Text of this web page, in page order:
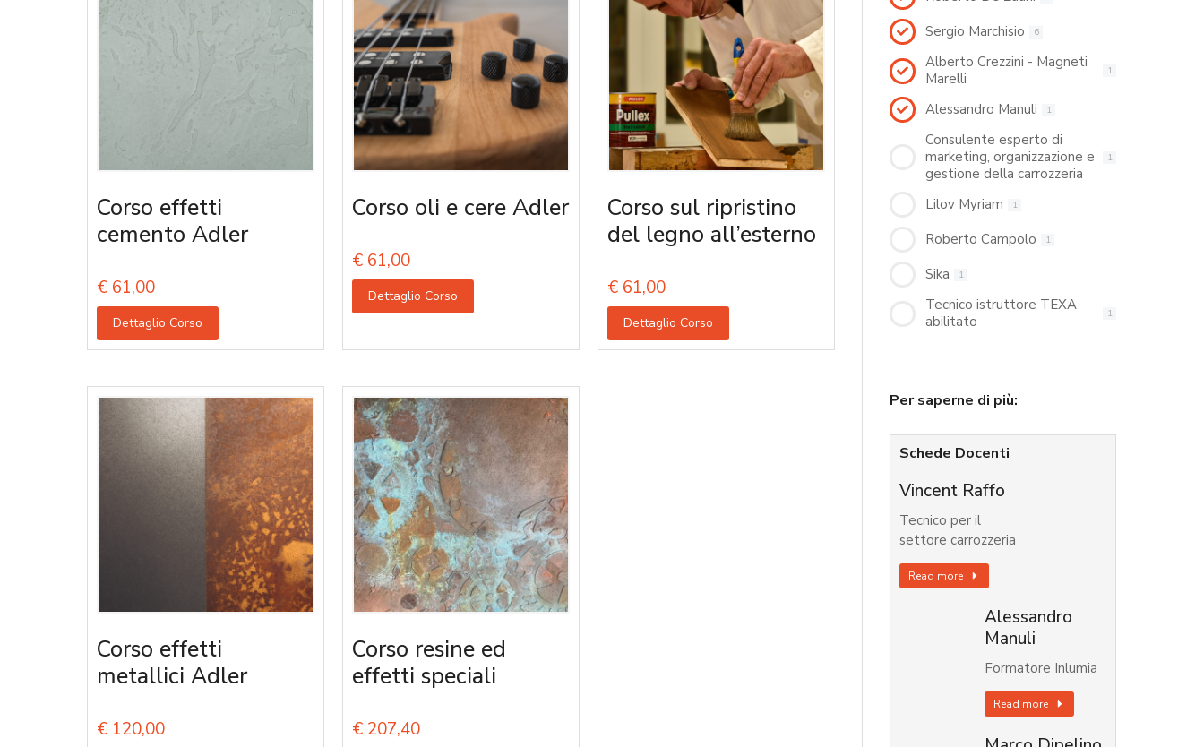
Corso effetti
cemento Adler
€ 61,00
Dettaglio Corso
Corso oli e cere Adler
€ 61,00
Dettaglio Corso
Corso sul ripristino
del legno all’esterno
€ 61,00
Dettaglio Corso
Corso effetti
metallici Adler
€ 120,00
Corso resine ed
effetti speciali
€ 207,40
Sergio Marchisio 6
Alberto Crezzini - Magneti
Marelli
1
Alessandro Manuli 1
Consulente esperto di
marketing, organizzazione e
gestione della carrozzeria
1
Lilov Myriam 1
Roberto Campolo 1
Sika 1
Tecnico istruttore TEXA
abilitato
1
Per saperne di più:
Schede Docenti
Vincent Raffo
Tecnico per il
settore carrozzeria
Read more
Alessandro
Manuli
Formatore Inlumia
Read more